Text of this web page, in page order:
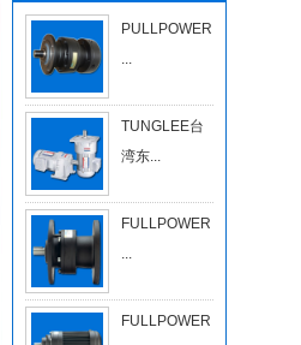
PULLPOWER
...
TUNGLEE台
湾东...
FULLPOWER
...
FULLPOWER